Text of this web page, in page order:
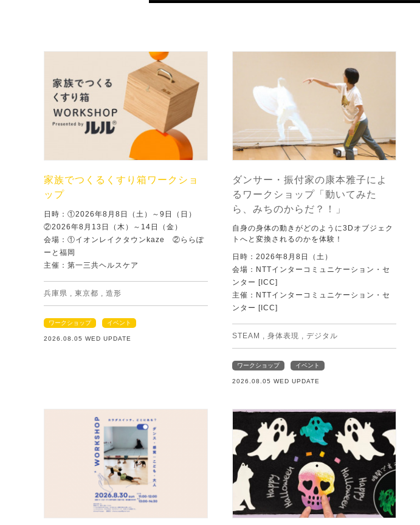
家族でつくるくすり箱ワークショ
ップ
日時：①2026年8月8日（土）～9日（日）
②2026年8月13日（木）～14日（金）
会場：①イオンレイクタウンkaze ②ららぽ
ーと福岡
主催：第一三共ヘルスケア
兵庫県 , 東京都 , 造形
ワークショップ イベント
2026.08.05 WED UPDATE
ダンサー・振付家の康本雅子によ
るワークショップ「動いてみた
ら、みちのからだ？！」
自身の身体の動きがどのように3Dオブジェク
トへと変換されるのかを体験！
日時：2026年8月8日（土）
会場：NTTインターコミュニケーション・セ
ンター [ICC]
主催：NTTインターコミュニケーション・セ
ンター [ICC]
STEAM , 身体表現 , デジタル
ワークショップ イベント
2026.08.05 WED UPDATE